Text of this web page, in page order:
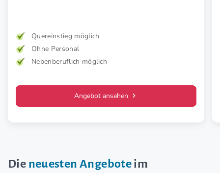
Konzept.Quereinstieg möglich
Ohne Personal
Nebenberuflich möglich
Angebot ansehen
Die neuesten Angeboteim